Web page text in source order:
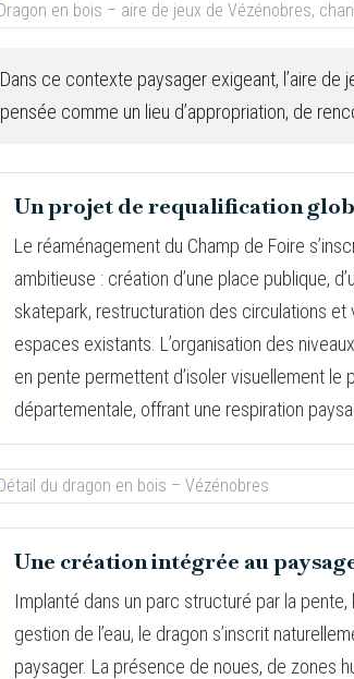
Dans ce contexte paysager exigeant, l’aire de
pensée comme un lieu d’appropriation, de
Un projet de requalification
Le réaménagement du Champ de Foire
ambitieuse : création d’une place publique,
skatepark, restructuration des circulations et
espaces existants. L’organisation des
en pente permettent d’isoler visuellement le
départementale, offrant une respiration
Une création intégrée au
Implanté dans un parc structuré par la
gestion de l’eau, le dragon s’inscrit
paysager. La présence de noues, de zones